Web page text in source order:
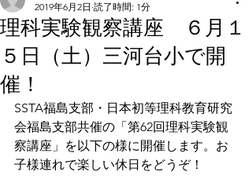
理科実験観察講座 ６月１
５日（土）三河台小で開
催！
2019年6月2日 読了時間: 1分
SSTA福島支部・日本初等理科教育研究
会福島支部共催の「第62回理科実験観
察講座」を以下の様に開催します。お
子様連れで楽しい休日をどうぞ！